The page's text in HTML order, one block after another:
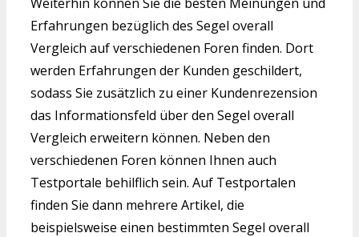
Erfahrungen bezüglich des Segel overall
Vergleich auf verschiedenen Foren finden. Dort
werden Erfahrungen der Kunden geschildert,
sodass Sie zusätzlich zu einer Kundenrezension
das Informationsfeld über den Segel overall
Vergleich erweitern können. Neben den
verschiedenen Foren können Ihnen auch
Testportale behilflich sein. Auf Testportalen
finden Sie dann mehrere Artikel, die
beispielsweise einen bestimmten Segel overall